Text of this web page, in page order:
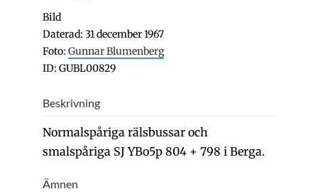
Bild
Daterad: 31 december 1967
Foto: Gunnar Blumenberg
ID: GUBL00829
Beskrivning
Normalspåriga rälsbussar och
smalspåriga SJ YBo5p 804 + 798 i Berga.
Ämnen